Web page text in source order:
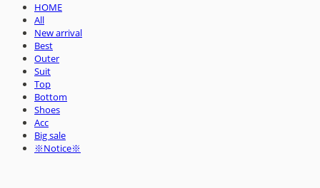
HOME
All
New arrival
Best
Outer
Suit
Top
Bottom
Shoes
Acc
Big sale
※Notice※